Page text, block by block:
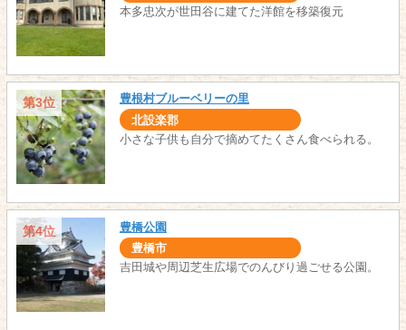
本多忠次が世田谷に建てた洋館を移築復元
第3位 豊根村ブルーベリーの里
北設楽郡
小さな子供も自分で摘めてたくさん食べられる。
第4位 豊橋公園
豊橋市
吉田城や周辺芝生広場でのんびり過ごせる公園。